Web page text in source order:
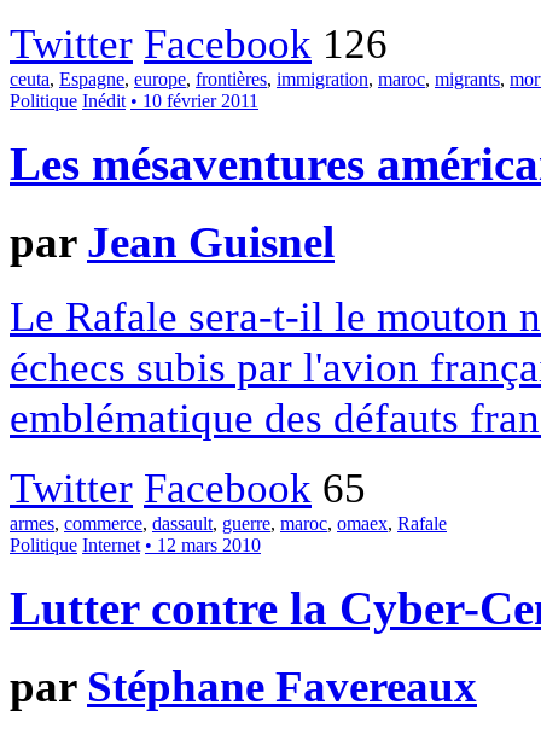
Twitter Facebook 126
ceuta, Espagne, europe, frontières, immigration, maroc, migrants,
Politique Inédit • 10 février 2011
Les mésaventures
par Jean Guisnel
Le Rafale sera-t-il le mouton
échecs subis par l'avion
emblématique des défauts
Twitter Facebook 65
armes, commerce, dassault, guerre, maroc, omaex, Rafale
Politique Internet • 12 mars 2010
Lutter contre la Cyber-
par Stéphane Favereaux